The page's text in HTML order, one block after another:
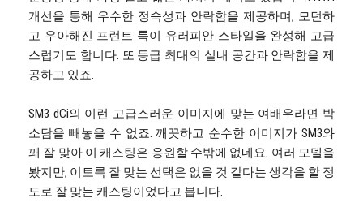
개선을 통해 우수한 정숙성과 안락함을 제공하며, 모던하
고 우아해진 프런트 룩이 유러피안 스타일을 완성해 고급
스럽기도 합니다. 또 동급 최대의 실내 공간과 안락함을 제
공하고 있죠.
SM3 dCi의 이런 고급스러운 이미지에 맞는 여배우라면 박
소담을 빼놓을 수 없죠. 깨끗하고 순수한 이미지가 SM3와
꽤 잘 맞아 이 캐스팅은 응원할 수밖에 없네요. 여러 모델을
봤지만, 이토록 잘 맞는 선택은 없을 것 같다는 생각을 할 정
도로 잘 맞는 캐스팅이었다고 봅니다.